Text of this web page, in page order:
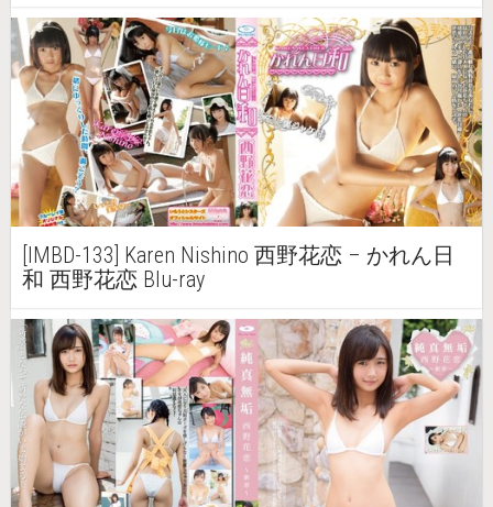
[IMBD-133] Karen Nishino 西野花恋 – かれん日
和 西野花恋 Blu-ray